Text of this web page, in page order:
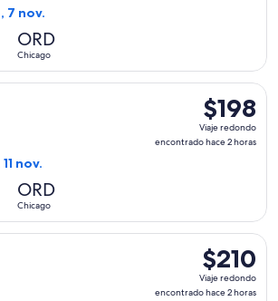
7 nov.
ORD
Chicago
$198
Viaje
redondo,
$198
Viaje redondo
encontrado hace 2 horas
nov.
ORD
Chicago
Frontier Airlines, con salida el dom, 1
$210
Viaje
redondo,
$210
Viaje redondo
encontrado hace 2 horas
United, con salida el mié, 28 oct.